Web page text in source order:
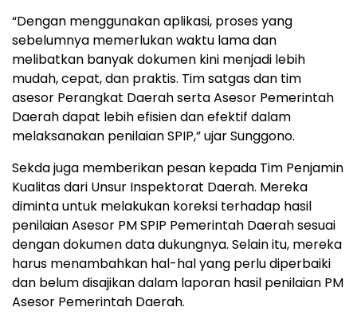
“Dengan menggunakan aplikasi, proses yang
sebelumnya memerlukan waktu lama dan
melibatkan banyak dokumen kini menjadi lebih
mudah, cepat, dan praktis. Tim satgas dan tim
asesor Perangkat Daerah serta Asesor Pemerintah
Daerah dapat lebih efisien dan efektif dalam
melaksanakan penilaian SPIP,” ujar Sunggono.
Sekda juga memberikan pesan kepada Tim Penjamin
Kualitas dari Unsur Inspektorat Daerah. Mereka
diminta untuk melakukan koreksi terhadap hasil
penilaian Asesor PM SPIP Pemerintah Daerah sesuai
dengan dokumen data dukungnya. Selain itu, mereka
harus menambahkan hal-hal yang perlu diperbaiki
dan belum disajikan dalam laporan hasil penilaian PM
Asesor Pemerintah Daerah.